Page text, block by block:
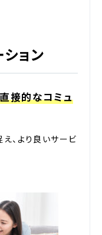
ョン
接的なコミュ
、より良いサービ